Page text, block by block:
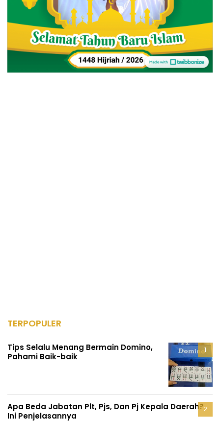
TERPOPULER
Tips Selalu Menang Bermain Domino,
Pahami Baik-baik
Apa Beda Jabatan Plt, Pjs, Dan Pj Kepala Daerah?
Ini Penjelasannya